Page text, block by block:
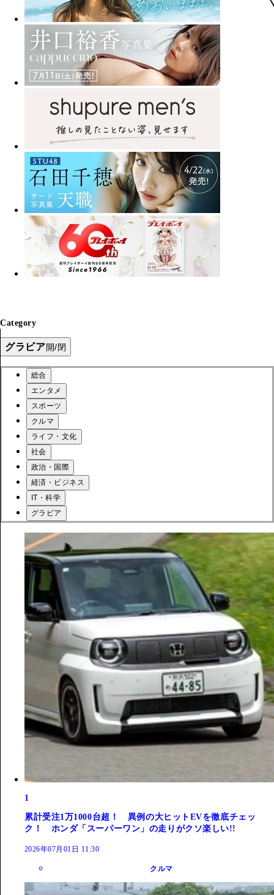
Category
グラビア開/閉
総合
エンタメ
スポーツ
クルマ
ライフ・文化
社会
政治・国際
経済・ビジネス
IT・科学
グラビア
1
累計受注1万1000台超！ 異例の大ヒットEVを徹底チェッ
ク！ ホンダ「スーパーワン」の走りがクソ楽しい!!
2026年07月01日 11:30
クルマ